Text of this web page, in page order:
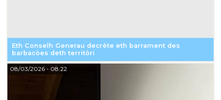
Eth Conselh Generau decrète eth barrament des
barbacòes deth territòri
08/03/2026- 08:22